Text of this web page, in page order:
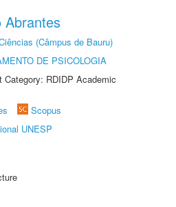
Abrantes
(Câmpus de Bauru)
DE PSICOLOGIA
RDIDP Academic
Scopus
UNESP